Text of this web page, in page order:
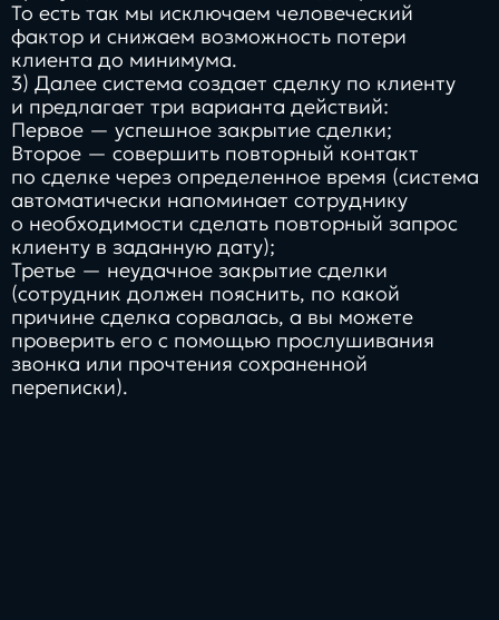
То есть так мы исключаем человеческий
фактор и снижаем возможность потери
клиента до минимума.
3) Далее система создает сделку по клиенту
и предлагает три варианта действий:
Первое — успешное закрытие сделки;
Второе — совершить повторный контакт
по сделке через определенное время (система
автоматически напоминает сотруднику
о необходимости сделать повторный запрос
клиенту в заданную дату);
Третье — неудачное закрытие сделки
(сотрудник должен пояснить, по какой
причине сделка сорвалась, а вы можете
проверить его с помощью прослушивания
звонка или прочтения сохраненной
переписки).